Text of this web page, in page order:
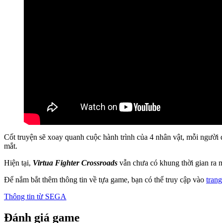
Cốt truyện sẽ xoay quanh cuộc hành trình của 4 nhân vật, mỗi
mắt.
Hiện tại, Virtua Fighter Crossroads vẫn chưa có khung thời gian ra
Để nắm bắt thêm thông tin về tựa game, bạn có thể truy cập vào
Thông tin từ SEGA
Đánh giá game